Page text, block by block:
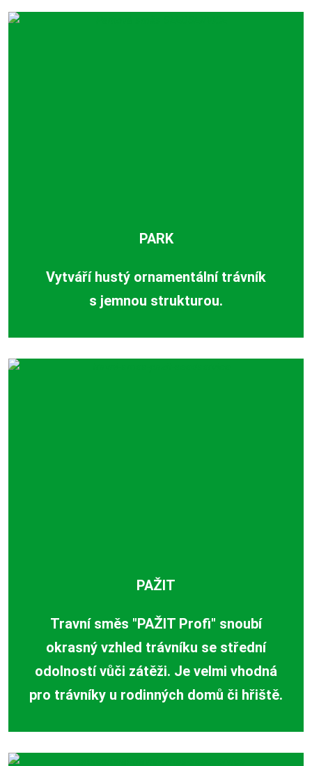
PARK
Vytváří hustý ornamentální trávník
s jemnou strukturou.
PAŽIT
Travní směs "PAŽIT Profi" snoubí
okrasný vzhled trávníku se střední
odolností vůči zátěži. Je velmi vhodná
pro trávníky u rodinných domů či hřiště.